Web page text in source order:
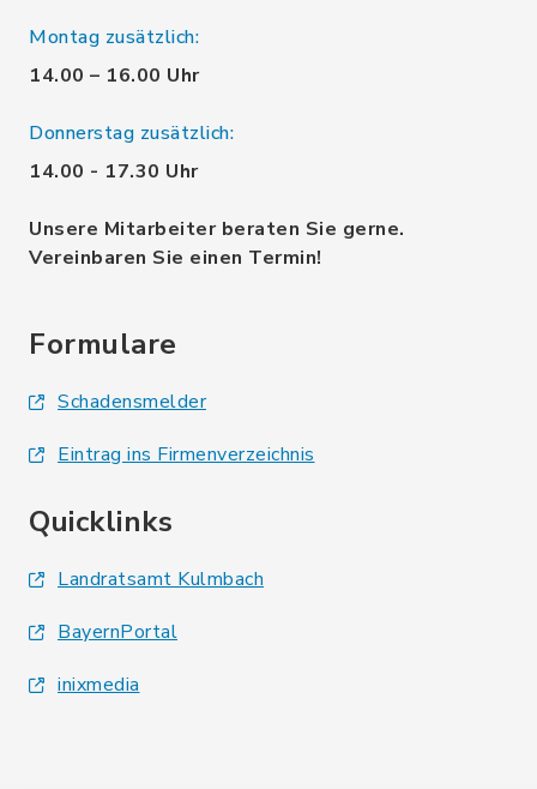
Montag zusätzlich:
14.00 – 16.00 Uhr
Donnerstag zusätzlich:
14.00 - 17.30 Uhr
Unsere Mitarbeiter beraten Sie gerne.
Vereinbaren Sie einen Termin!
Formulare
Schadensmelder
Eintrag ins Firmenverzeichnis
Quicklinks
Landratsamt Kulmbach
BayernPortal
inixmedia